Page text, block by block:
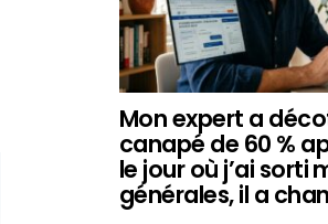
Mon expert a
canapé de 60 %
le jour où j’ai sorti
générales, il a